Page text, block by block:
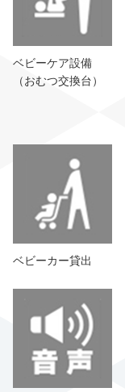
ベビーケア設備
（おむつ交換台）
ベビーカー貸出